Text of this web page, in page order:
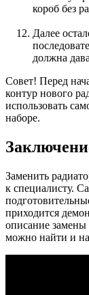
короб без
Далее
должна
Совет! Перед
контур нового
использовать
наборе.
Заменить
к специалисту.
приходится
описание
можно найти и